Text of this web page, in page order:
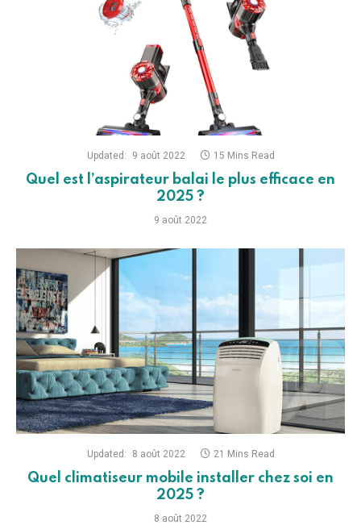
Updated: 9 août 2022 15 Mins Read
Quel est l’aspirateur balai le plus efficace en
2025 ?
9 août 2022
Updated: 8 août 2022 21 Mins Read
Quel climatiseur mobile installer chez soi en
2025 ?
8 août 2022